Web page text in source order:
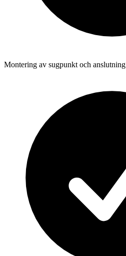
Montering av sugpunkt och anslutning